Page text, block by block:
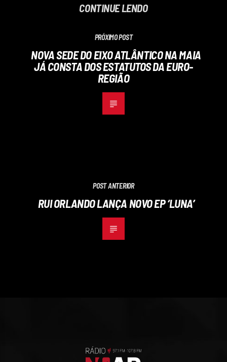
CONTINUE LENDO
PRÓXIMO POST
NOVA SEDE DO EIXO ATLÂNTICO NA MAIA
JÁ CONSTA DOS ESTATUTOS DA EURO-
REGIÃO
POST ANTERIOR
RUI ORLANDO LANÇA NOVO EP ‘LUNA’